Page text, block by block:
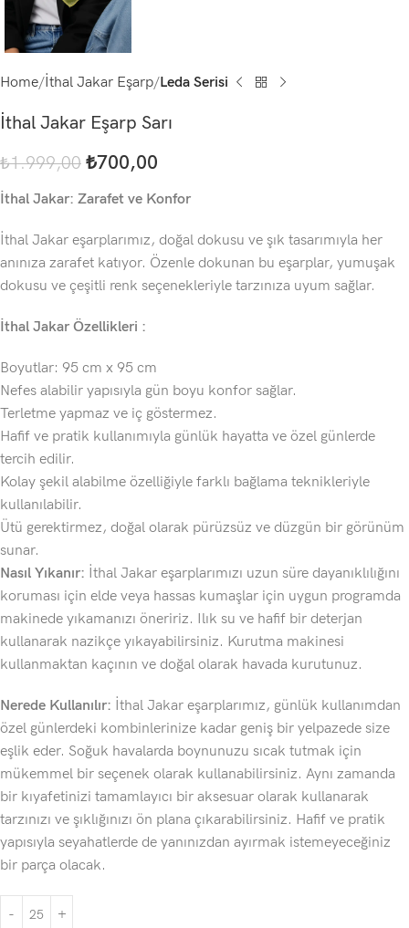
Home İthal Jakar Eşarp Leda Serisi
İthal Jakar Eşarp Sarı
₺1.999,00 ₺700,00
İthal Jakar: Zarafet ve Konfor
İthal Jakar eşarplarımız, doğal dokusu ve şık tasarımıyla her
anınıza zarafet katıyor. Özenle dokunan bu eşarplar, yumuşak
dokusu ve çeşitli renk seçenekleriyle tarzınıza uyum sağlar.
İthal Jakar Özellikleri :
Boyutlar: 95 cm x 95 cm
Nefes alabilir yapısıyla gün boyu konfor sağlar.
Terletme yapmaz ve iç göstermez.
Hafif ve pratik kullanımıyla günlük hayatta ve özel günlerde
tercih edilir.
Kolay şekil alabilme özelliğiyle farklı bağlama teknikleriyle
kullanılabilir.
Ütü gerektirmez, doğal olarak pürüzsüz ve düzgün bir görünüm
sunar.
Nasıl Yıkanır: İthal Jakar eşarplarımızı uzun süre dayanıklılığını
koruması için elde veya hassas kumaşlar için uygun programda
makinede yıkamanızı öneririz. Ilık su ve hafif bir deterjan
kullanarak nazikçe yıkayabilirsiniz. Kurutma makinesi
kullanmaktan kaçının ve doğal olarak havada kurutunuz.
Nerede Kullanılır: İthal Jakar eşarplarımız, günlük kullanımdan
özel günlerdeki kombinlerinize kadar geniş bir yelpazede size
eşlik eder. Soğuk havalarda boynunuzu sıcak tutmak için
mükemmel bir seçenek olarak kullanabilirsiniz. Aynı zamanda
bir kıyafetinizi tamamlayıcı bir aksesuar olarak kullanarak
tarzınızı ve şıklığınızı ön plana çıkarabilirsiniz. Hafif ve pratik
yapısıyla seyahatlerde de yanınızdan ayırmak istemeyeceğiniz
bir parça olacak.